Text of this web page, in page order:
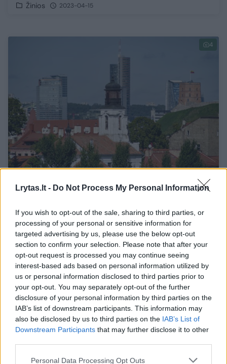
Lrytas.lt - Do Not Process My Personal Information
If you wish to opt-out of the sale, sharing to third parties, or
processing of your personal or sensitive information for
targeted advertising by us, please use the below opt-out
section to confirm your selection. Please note that after your
opt-out request is processed you may continue seeing
interest-based ads based on personal information utilized by
us or personal information disclosed to third parties prior to
your opt-out. You may separately opt-out of the further
disclosure of your personal information by third parties on the
IAB’s list of downstream participants. This information may
also be disclosed by us to third parties on the IAB’s List of
Downstream Participants that may further disclose it to other
Personal Data Processing Opt Outs
Žinios 2023-04-15
4
Miestą gražinti skatins mokesčių
teks dar labiau papurtyti pinigines
Verslas 2021-06-23